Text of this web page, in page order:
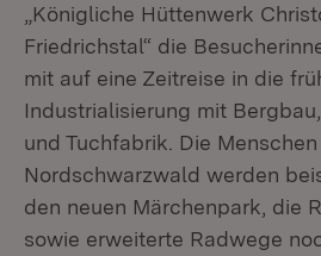
„Königliche Hüttenwerk
Friedrichstal“ die
mit auf eine Zeitreise in die
Industrialisierung mit
und Tuchfabrik. Die
Nordschwarzwald werden
den neuen Märchenpark, die
sowie erweiterte Radwege